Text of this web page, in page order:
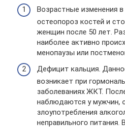
Возрастные изменения
остеопороз костей и
женщин после 50 лет.
наиболее активно
менопаузы или
Дефицит кальция.
возникает при
заболеваниях ЖКТ.
наблюдаются у мужчин,
злоупотребления
неправильного питания.